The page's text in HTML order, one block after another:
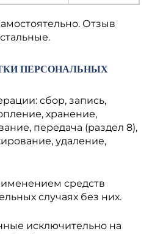
Отзыв
ПЕРСОНАЛЬНЫХ
сбор, запись,
хранение,
передача (раздел 8),
удаление,
средств
случаях без них.
исключительно на